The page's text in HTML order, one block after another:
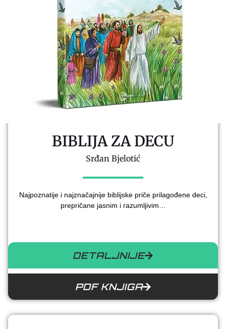
BIBLIJA ZA DECU
Srđan Bjelotić
Najpoznatije i najznačajnije biblijske priče prilagođene deci,
prepričane jasnim i razumljivim…
DETALJNIJE
PDF KNJIGA